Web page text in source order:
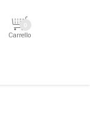
Carrello
0